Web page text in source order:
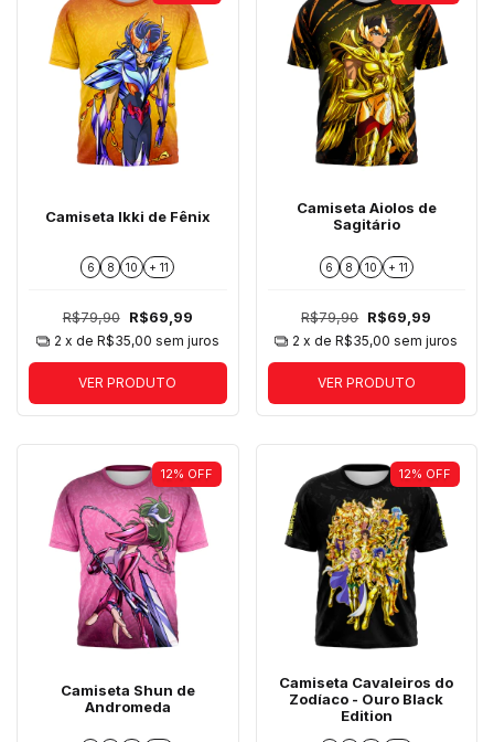
Camiseta Ikki de Fênix
6 8 10 + 11
R$79,90 R$69,99
2 x de R$35,00 sem juros
VER PRODUTO
Camiseta Aiolos de
Sagitário
6 8 10 + 11
R$79,90 R$69,99
2 x deR$35,00 sem juros
VER PRODUTO
12% OFF
Camiseta Shun de
Andromeda
12% OFF
Camiseta Cavaleiros do
Zodíaco - Ouro Black
Edition